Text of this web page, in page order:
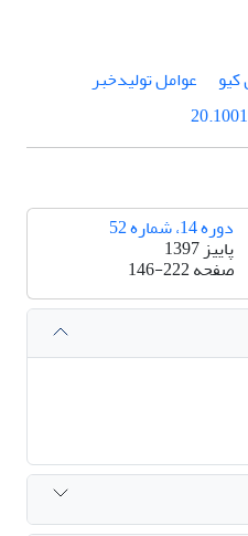
عوامل تولیدخبر
دوره 14، شماره 52
پاییز 1397
صفحه146-222